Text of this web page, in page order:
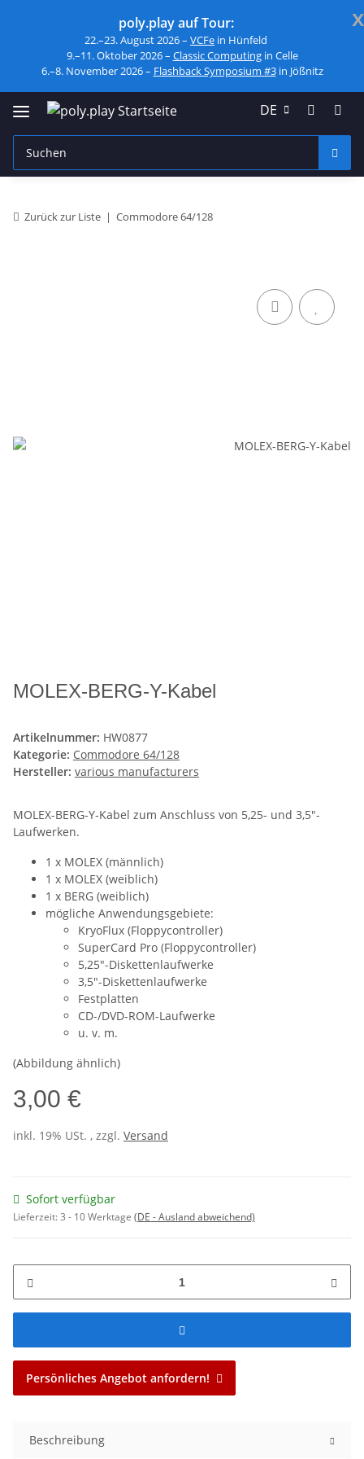
x
poly.play auf Tour:
22.–23. August 2026 – VCFe in Hünfeld
9.–11. Oktober 2026 – Classic Computingin Celle
6.–8. November 2026 – Flashback Symposium #3in Jößnitz
DE
Zurück zur Liste Commodore 64/128
MOLEX-BERG-Y-Kabel
Artikelnummer: HW0877
Kategorie: Commodore 64/128
Hersteller: various manufacturers
MOLEX-BERG-Y-Kabel zum Anschluss von 5,25- und 3,5"-
Laufwerken.
1 x MOLEX (männlich)
1 x MOLEX (weiblich)
1 x BERG (weiblich)
mögliche Anwendungsgebiete:
KryoFlux (Floppycontroller)
SuperCard Pro (Floppycontroller)
5,25"-Diskettenlaufwerke
3,5"-Diskettenlaufwerke
Festplatten
CD-/DVD-ROM-Laufwerke
u. v. m.
(Abbildung ähnlich)
3,00 €
inkl. 19% USt. , zzgl. Versand
Sofort verfügbar
Lieferzeit:3 - 10 Werktage (DE - Ausland abweichend)
Persönliches Angebot anfordern!
Beschreibung